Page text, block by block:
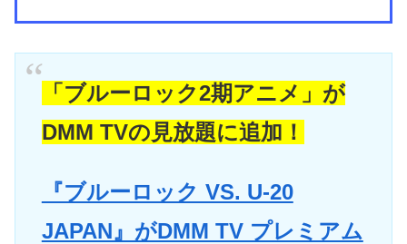
「ブルーロック2期アニメ」が
DMM TVの見放題に追加！
『ブルーロック VS. U-20
JAPAN』がDMM TV プレミアム